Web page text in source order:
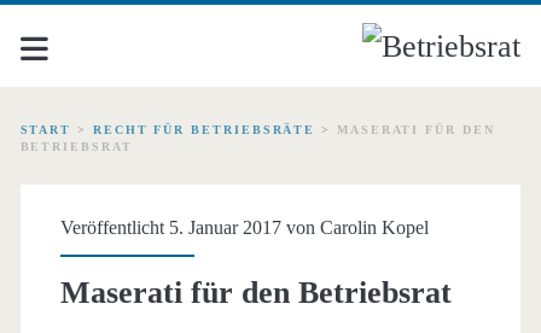
START > RECHT FÜR BETRIEBSRÄTE > MASERATI FÜR DEN
BETRIEBSRAT
Veröffentlicht 5. Januar 2017 von Carolin Kopel
Maserati für den Betriebsrat